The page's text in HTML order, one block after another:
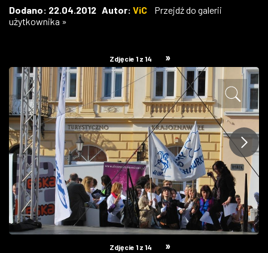
GASTRONOMIA
W RZESZOWIE
Dodano: 22.04.2012 Autor: ViC
Przejdź do galerii
użytkownika »
Zdjęcie 1 z 14 »
Zdjęcie 1 z 14 »